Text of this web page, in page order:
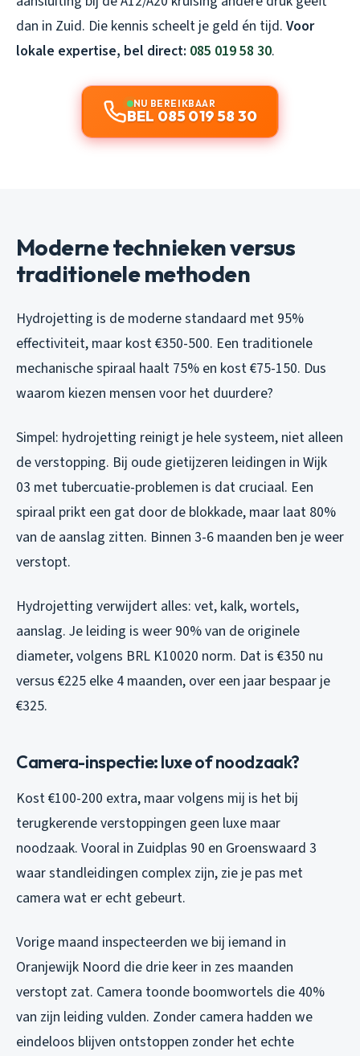
dan in Zuid. Die kennis scheelt je geld én tijd. Voor
lokale expertise, bel direct: 085 019 58 30.
NU BEREIKBAAR
BEL 085 019 58 30
Moderne technieken versus
traditionele methoden
Hydrojetting is de moderne standaard met 95%
effectiviteit, maar kost €350-500. Een traditionele
mechanische spiraal haalt 75% en kost €75-150. Dus
waarom kiezen mensen voor het duurdere?
Simpel: hydrojetting reinigt je hele systeem, niet alleen
de verstopping. Bij oude gietijzeren leidingen in Wijk
03 met tubercuatie-problemen is dat cruciaal. Een
spiraal prikt een gat door de blokkade, maar laat 80%
van de aanslag zitten. Binnen 3-6 maanden ben je weer
verstopt.
Hydrojetting verwijdert alles: vet, kalk, wortels,
aanslag. Je leiding is weer 90% van de originele
diameter, volgens BRL K10020 norm. Dat is €350 nu
versus €225 elke 4 maanden, over een jaar bespaar je
€325.
Camera-inspectie: luxe of noodzaak?
Kost €100-200 extra, maar volgens mij is het bij
terugkerende verstoppingen geen luxe maar
noodzaak. Vooral in Zuidplas 90 en Groenswaard 3
waar standleidingen complex zijn, zie je pas met
camera wat er echt gebeurt.
Vorige maand inspecteerden we bij iemand in
Oranjewijk Noord die drie keer in zes maanden
verstopt zat. Camera toonde boomwortels die 40%
van zijn leiding vulden. Zonder camera hadden we
eindeloos blijven ontstoppen zonder het echte